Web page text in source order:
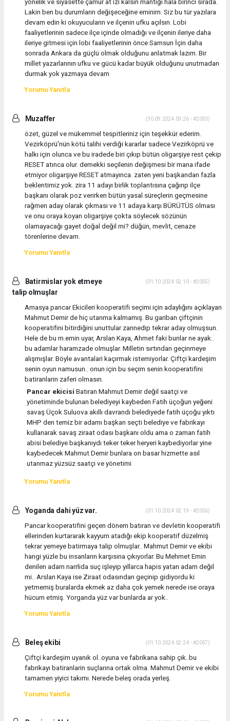
yönelik ve siyasette çamur at izi kalsın mantığı hala birinci sırada.
Lakin ben bu durumların değişeceğine eminim. Siz bu tür yazılara
devam edin ki okuyucuların ve ilçenin ufku açılsın. Lobi
faaliyetlerinin sadece ilçe içinde olmadığı ve ilçenin ileriye daha
ileriye gitmesi için lobi faaliyetlerinin önce Samsun İçin daha
sonrada Ankara da güçlü olmak olduğunu anlatmak lazım. Bir
millet yazarlarının ufku ve gücü kadar büyük olduğunu unutmadan
durmak yok yazmaya devam
Yorumu Yanıtla
Muzaffer (30.09.2024 09:26 - #2053)
özet, güzel ve mükemmel tespitleriniz için teşekkür ederim.
Vezirköprü'nün kötü talihi verdiği kararlar sadece Vezirköprü ve
halkı için olunca ve bu iradede biri çıkıp bütün oligarşiye rest çekip
RESET atınca olur. demekki seçilenin değişmesi bir mana ifade
etmiyor oligarşiye RESET atmayınca. zaten yeni başkandan fazla
beklentimiz yok. zira 11 adayı birlik toplantısına çağırıp ilçe
başkanı olarak poz verirken bütün yasal süreçlerin geçmesine
rağmen aday olarak çıkması ve 11 adaya karşı BÜRÜTÜS olması
ve onu oraya koyan oligarşiye çokta söylecek sözünün
olamayacağı gayet doğal değil mi? düğün, mevlit, cenaze
törenlerine devam.
Yorumu Yanıtla
Batirmislar yok etmeye
talip olmuşlar
(01.10.2024 02:10 - #2055)
Amasya pancar Ekicileri kooperatifi seçimi için adaylığını açıklayan
Mahmut Demir de hiç utanma kalmamış. Bu gariban çiftçinin
kooperatifini bitirdiğini unuttular zannedip tekrar aday olmuşsun.
Hele de bu m.emin uyar, Arslan Kaya, Ahmet faki bunlar ne ayak..
bu adamlar haramzade olmuşlar. Milletin sırtından geçinmeye
alışmışlar. Böyle avantalari kaçırmak istemiyorlar. Çiftçi kardeşim
senin oyun namusun.. onun için bu seçim senin kooperatifini
batiranlarin zaferi olmasın.
Pancar ekicisi Batıran Mahmut Demir değil saatçi ve
yönetiminde bulunan belediyeyi kaybeden Fatih üçoğun yeğeni
savaş Üçok Suluova akıllı davrandı belediyede fatih üçoğu yıktı
MHP den temiz bir adamı başkan seçti belediye ve fabrikayı
kullanarak savaş ziraat odası başkanı oldu ama o zaman fatih
abisi belediye başkanıydı teker teker heryeri kaybediyorlar yine
kaybedecek Mahmut Demir bunlara on basar hizmette asıl
utanmaz yüzsüz saatçi ve yönetimi
Yorumu Yanıtla
Yoganda dahi yüz var. (01.10.2024 02:19 - #2056)
Pancar kooperatifini geçen dönem batıran ve devletin kooperatifi
ellerinden kurtararak kayyum atadığı ekip kooperatif düzelmiş
tekrar yemeye batirmaya talip olmuşlar.. Mahmut Demir ve ekibi
hangi yüzle bu insanların karşısına çıkıyorlar. Bu Mehmet Emin
denilen adam narrlida suç işleyip yıllarca hapis yatan adam değil
mi.. Arslan Kaya ise Ziraat odasından geçinip gidiyordu ki
yetmemiş buralarda ekmek az daha çok yemek nerede ise oraya
hücum etmiş. Yorganda yüz var bunlarda ar yok..
Yorumu Yanıtla
Beleş ekibi (01.10.2024 02:24 - #2057)
Çiftçi kardeşim uyanık ol..oyuna ve fabrikana sahip çık..bu
fabrikayı batiranlarin suçlarına ortak olma. Mahmut Demir ve ekibi
tamamen yiyici takımı. Nerede beleş orada yerleş.
Yorumu Yanıtla